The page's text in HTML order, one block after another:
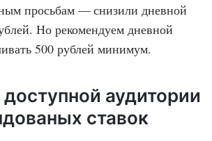
просьбам — снизили дневной
Но рекомендуем дневной
500 рублей минимум.
аудитории
ставок